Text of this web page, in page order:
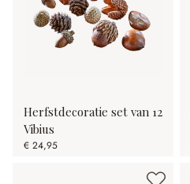
Herfstdecoratie set van 12
Vibius
€ 24,95